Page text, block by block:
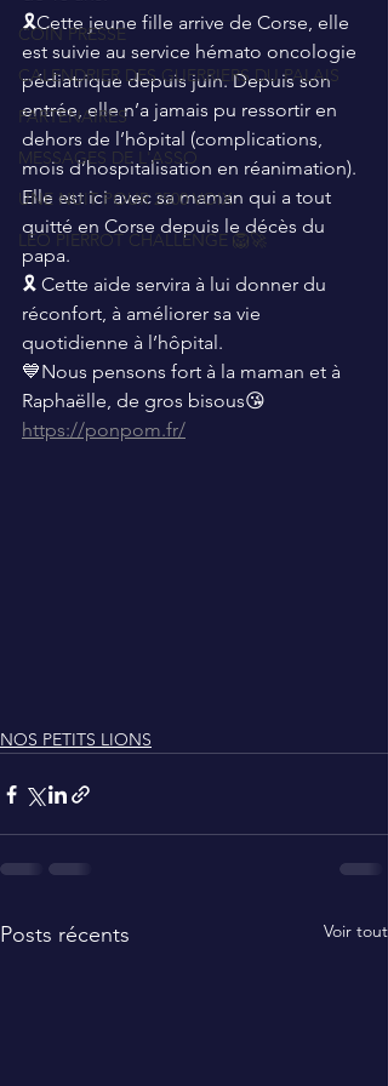
COIN PRESSE
CALENDRIER DES GUERRIERS DU PALAIS
PARTENAIRES
MESSAGES DE L'ASSO
UNE NUIT POUR 2500 VOIX
LEO PIERROT CHALLENGE 🦁🚀
🎗Cette jeune fille arrive de Corse, elle
est suivie au service hémato oncologie
pédiatrique depuis juin. Depuis son
entrée, elle n’a jamais pu ressortir en
dehors de l’hôpital (complications,
mois d’hospitalisation en réanimation).
Elle est ici avec sa maman qui a tout
quitté en Corse depuis le décès du
papa.
🎗 Cette aide servira à lui donner du
réconfort, à améliorer sa vie
quotidienne à l’hôpital.
💙Nous pensons fort à la maman et à
Raphaëlle, de gros bisous😘
https://ponpom.fr/
NOS PETITS LIONS
Posts récents Voir tout